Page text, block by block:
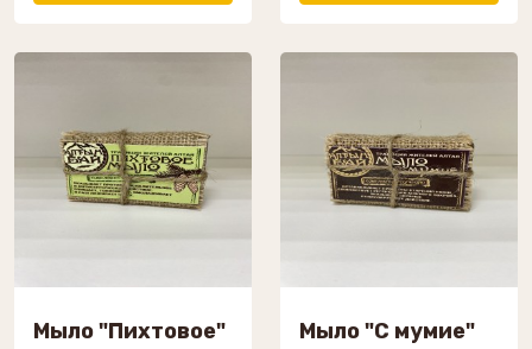
Мыло "Пихтовое"
Мыло "С мумие"